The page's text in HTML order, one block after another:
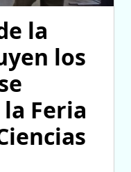
la
los
Feria